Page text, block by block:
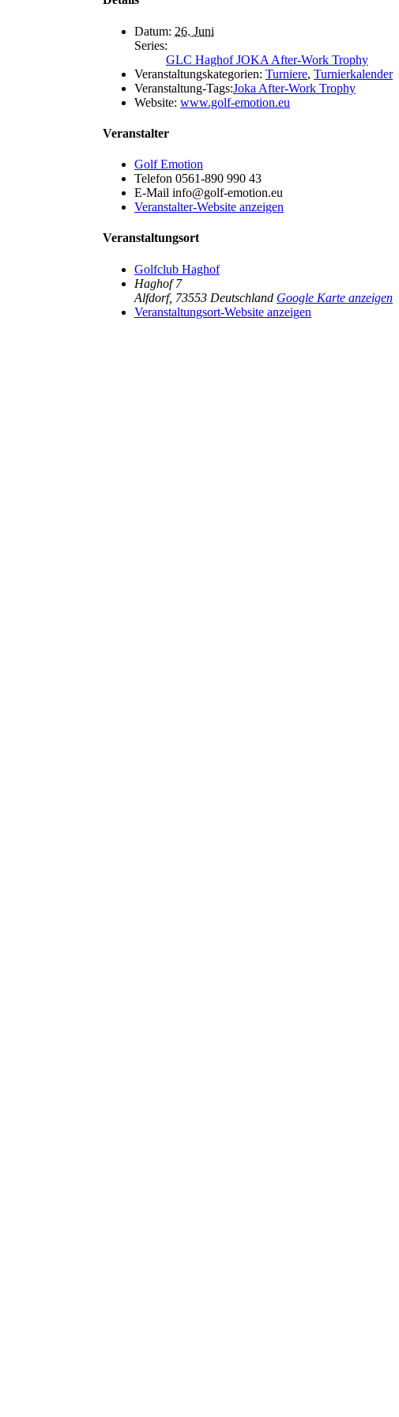
Datum: 26. Juni
Series:
GLC Haghof JOKA After-Work Trophy
Veranstaltungskategorien: Turniere, Turnierkalender
Veranstaltung-Tags:Joka After-Work Trophy
Website: www.golf-emotion.eu
Veranstalter
Golf Emotion
Telefon 0561-890 990 43
E-Mail info@golf-emotion.eu
Veranstalter-Website anzeigen
Veranstaltungsort
Golfclub Haghof
Haghof 7
Alfdorf, 73553 Deutschland Google Karte anzeigen
Veranstaltungsort-Website anzeigen